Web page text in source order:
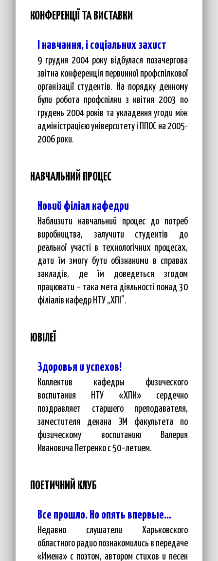
КОНФЕРЕНЦІЇ ТА ВИСТАВКИ
І навчання, і соціальних захист
9 грудня 2004 року відбулася позачергова
звітна конференція первинної профспілкової
організації студентів. На порядку денному
були робота профспілки з квітня 2003 по
грудень 2004 років та укладення угоди між
адміністрацією університету і ППОС на 2005-
2006 роки.
НАВЧАЛЬНИЙ ПРОЦЕС
Новий філіал кафедри
Наблизити навчальний процес до потреб
виробництва, залучити студентів до
реальної участі в технологічних процесах,
дати їм змогу бути обізнаними в справах
закладів, де їм доведеться згодом
працювати – така мета діяльності понад 30
філіалів кафедр НТУ „ХПІ”.
ЮВІЛЕЇ
Здоровья и успехов!
Коллектив кафедры физического
воспитания НТУ «ХПИ» сердечно
поздравляет старшего преподавателя,
заместителя декана ЭМ факультета по
физическому воспитанию Валерия
Ивановича Петренко с 50–летием.
ПОЕТИЧНИЙ КЛУБ
Все прошло. Но опять впервые…
Недавно слушатели Харьковского
областного радио познакомились в передаче
«Имена» с поэтом, автором стихов и песен